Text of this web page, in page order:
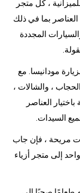
، كل متجر
بما في ذلك
المجددة
مودانيسا. مع
، والشالات ،
العناصر
السيدات.
مريحة ، فإن جاب
إلى متجر أزياء